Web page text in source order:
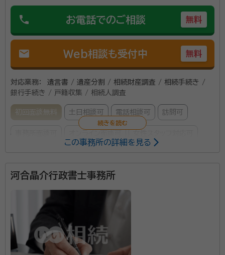
phone お電話でのご相談 無料
mail Web相談も受付中 無料
対応業務：
遺言書 / 遺産分割 / 相続財産調査 / 相続手続き /
銀行手続き / 戸籍収集 / 相続人調査
初回面談無料 土日相談可 電話相談可 訪問可
古橋 洋美（フルハシ ヒロミ）
行政書士
録 登録当初から外国人関連業務、遺言・相続業務を中心に業務を行って
いる。家族信託にも対応可能。
相続には必要な書類が多くあり、実は結構煩雑な手続き
が必要です。 当事務所では ・相続人調査及び親族関係
説明図作成 ・相続財産調査及び相続財産目録作成 ・遺
この事務所の詳細を見る
河合晶介行政書士事務所